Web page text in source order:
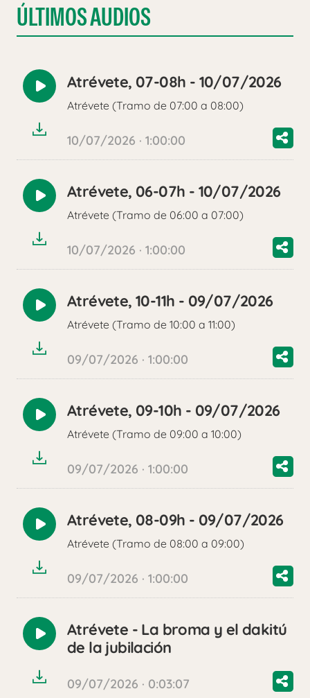
ÚLTIMOS AUDIOS
Reproducir
audio
Atrévete, 07-08h - 10/07/2026
Atrévete (Tramo de 07:00 a 08:00)
10/07/2026 · 1:00:00
Reproducir
audio
Atrévete, 06-07h - 10/07/2026
Atrévete (Tramo de 06:00 a 07:00)
10/07/2026 · 1:00:00
Reproducir
audio
Atrévete, 10-11h - 09/07/2026
Atrévete (Tramo de 10:00 a 11:00)
09/07/2026 · 1:00:00
Reproducir
audio
Atrévete, 09-10h - 09/07/2026
Atrévete (Tramo de 09:00 a 10:00)
09/07/2026 · 1:00:00
Reproducir
audio
Atrévete, 08-09h - 09/07/2026
Atrévete (Tramo de 08:00 a 09:00)
09/07/2026 · 1:00:00
Reproducir
audio
Atrévete - La broma y el dakitú
de la jubilación
09/07/2026 · 0:03:07